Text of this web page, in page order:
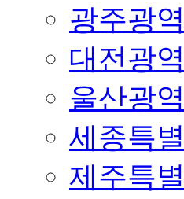
광주광
대전광
울산광
세종특
제주특